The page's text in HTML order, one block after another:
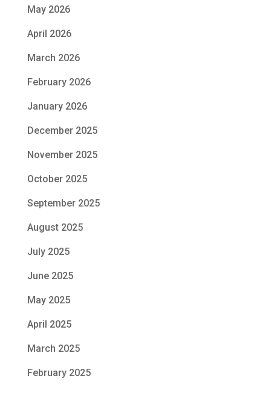
May 2026
April 2026
March 2026
February 2026
January 2026
December 2025
November 2025
October 2025
September 2025
August 2025
July 2025
June 2025
May 2025
April 2025
March 2025
February 2025